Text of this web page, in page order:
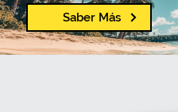
Saber Más